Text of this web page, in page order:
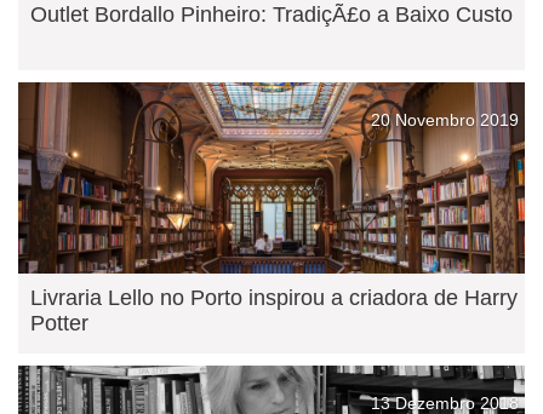
Outlet Bordallo Pinheiro: TradiçÃ£o a Baixo Custo
20 Novembro 2019
Livraria Lello no Porto inspirou a criadora de Harry
Potter
13 Dezembro 2018